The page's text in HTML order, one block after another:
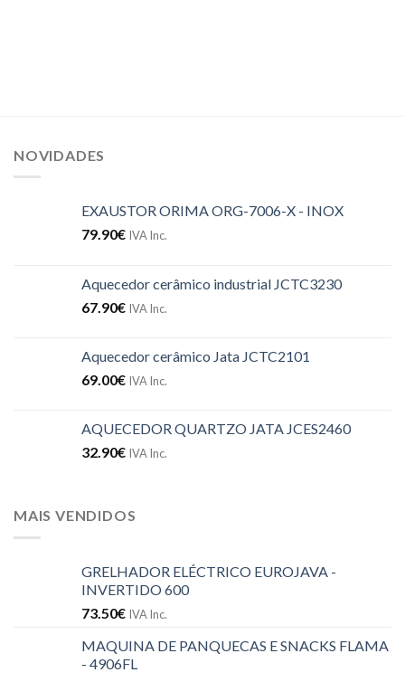
NOVIDADES
EXAUSTOR ORIMA ORG-7006-X - INOX
79.90€ IVA Inc.
Aquecedor cerâmico industrial JCTC3230
67.90€ IVA Inc.
Aquecedor cerâmico Jata JCTC2101
69.00€ IVA Inc.
AQUECEDOR QUARTZO JATA JCES2460
32.90€ IVA Inc.
MAIS VENDIDOS
GRELHADOR ELÉCTRICO EUROJAVA -
INVERTIDO 600
73.50€ IVA Inc.
MAQUINA DE PANQUECAS E SNACKS FLAMA
- 4906FL